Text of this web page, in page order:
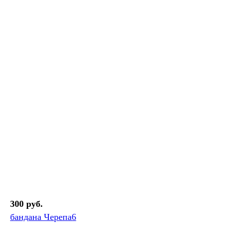
300 руб.
бандана Черепа6